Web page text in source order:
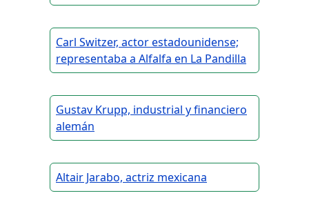
Carl Switzer, actor estadounidense;
representaba a Alfalfa en La Pandilla
Gustav Krupp, industrial y financiero
alemán
Altair Jarabo, actriz mexicana